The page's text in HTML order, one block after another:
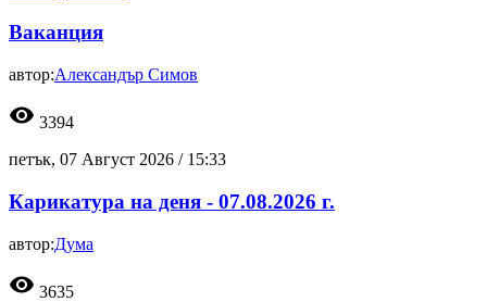
Ваканция
автор:Александър Симов
visibility 3394
петък, 07 Август 2026 / 15:33
Карикатура на деня - 07.08.2026 г.
автор:Дума
visibility 3635